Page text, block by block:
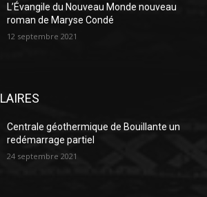
L’Évangile du Nouveau Monde nouveau
roman de Maryse Condé
12 septembre 2021
Centrale géothermique de Bouillante un
redémarrage partiel
24 septembre 2021